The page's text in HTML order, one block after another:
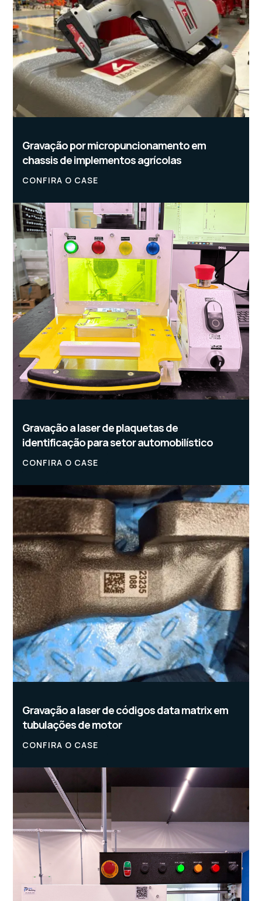
Gravação por micropuncionamento em
chassis de implementos agrícolas
CONFIRA O CASE
Gravação a laser de plaquetas de
identificação para setor automobilístico
CONFIRA O CASE
Gravação a laser de códigos data matrix em
tubulações de motor
CONFIRA O CASE